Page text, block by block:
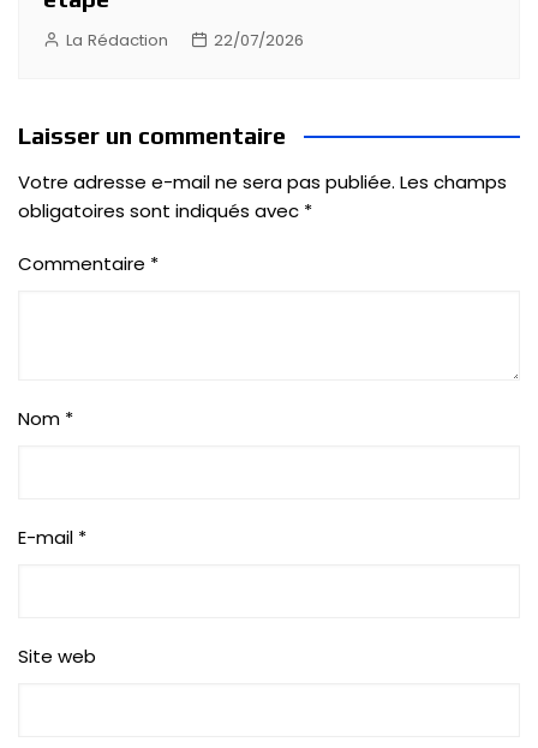
La Rédaction 22/07/2026
Laisser un commentaire
Votre adresse e-mail ne sera pas publiée. Les champs
obligatoires sont indiqués avec *
Commentaire *
Nom *
E-mail *
Site web